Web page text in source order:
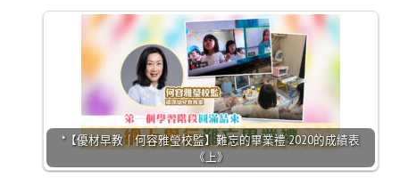
*【優材早教｜何容雅瑩校監】難忘的畢業禮 2020的成績表
《上》